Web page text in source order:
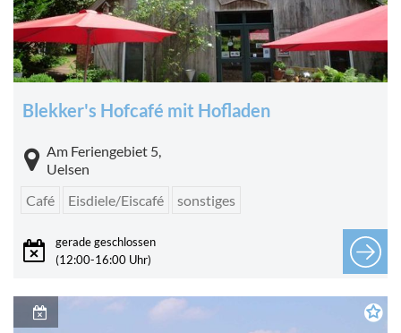
Blekker's Hofcafé mit Hofladen
Am Feriengebiet 5,
Uelsen
Café
Eisdiele/Eiscafé sonstiges
gerade geschlossen
(12:00-16:00 Uhr)